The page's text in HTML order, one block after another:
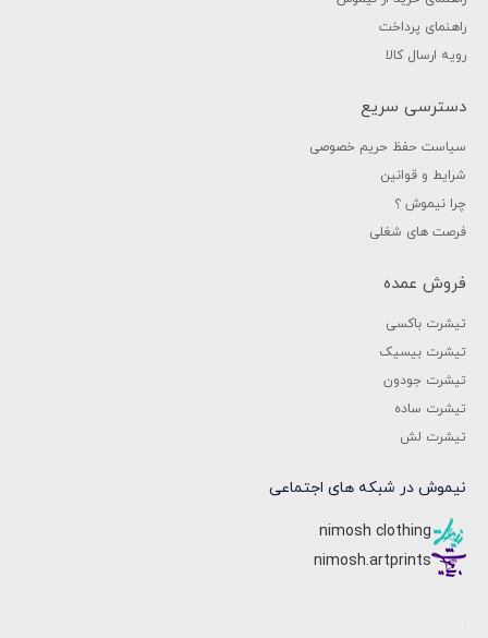
راهنمای پرداخت
رویه ارسال کالا
دسترسی سریع
سیاست حفظ حریم خصوصی
شرایط و قوانین
چرا نیموش ؟
فرصت های شغلی
فروش عمده
تیشرت باکسی
تیشرت بیسیک
تیشرت جودون
تیشرت ساده
تیشرت لش
نیموش در شبکه های اجتماعی
nimosh clothing
nimosh.artprints